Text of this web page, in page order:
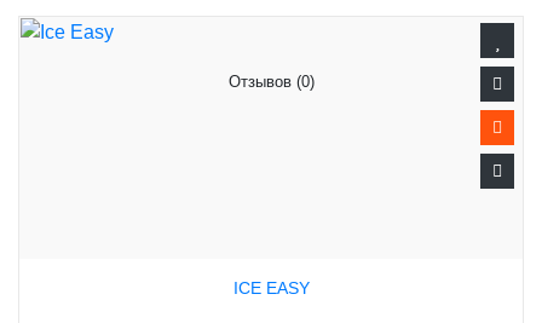
Отзывов (0)
ICE EASY